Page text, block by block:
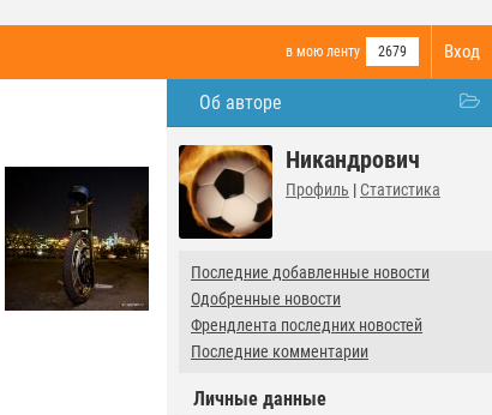
Вход
в мою ленту 2679
Об авторе
Никандрович
Профиль | Статистика
Последние добавленные новости
Одобренные новости
Френдлента последних новостей
Последние комментарии
Личные данные